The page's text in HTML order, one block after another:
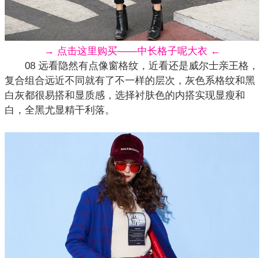
→ 点击这里购买——中长格子呢大衣 ←
08 远看隐然有点像窗格纹，近看还是威尔士亲王格，
复合组合远近不同就有了不一样的层次，灰色系格纹和黑
白灰都很易搭和显质感，选择衬肤色的内搭实现显瘦和
白，全黑尤显精干利落。